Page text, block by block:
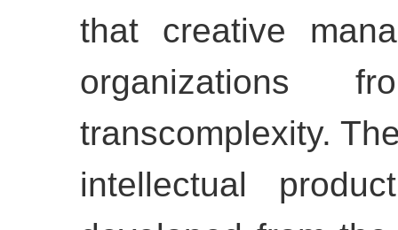
that creative
transcomplexity.
intellectual